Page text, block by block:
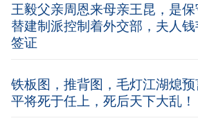
王毅父亲周恩来母亲王昆，是保
替建制派控制着外交部，夫人
签证
铁板图，推背图，毛灯江湖熄
平将死于任上，死后天下大乱！